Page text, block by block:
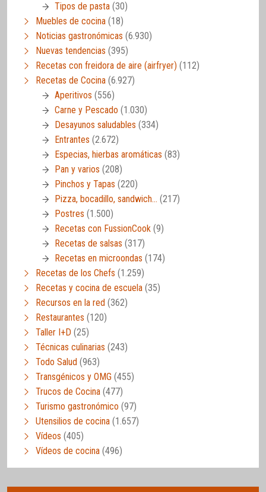
Tipos de pasta (30)
Muebles de cocina (18)
Noticias gastronómicas (6.930)
Nuevas tendencias (395)
Recetas con freidora de aire (airfryer) (112)
Recetas de Cocina (6.927)
Aperitivos (556)
Carne y Pescado (1.030)
Desayunos saludables (334)
Entrantes (2.672)
Especias, hierbas aromáticas (83)
Pan y varios (208)
Pinchos y Tapas (220)
Pizza, bocadillo, sandwich… (217)
Postres (1.500)
Recetas con FussionCook (9)
Recetas de salsas (317)
Recetas en microondas (174)
Recetas de los Chefs (1.259)
Recetas y cocina de escuela (35)
Recursos en la red (362)
Restaurantes (120)
Taller I+D (25)
Técnicas culinarias (243)
Todo Salud (963)
Transgénicos y OMG (455)
Trucos de Cocina (477)
Turismo gastronómico (97)
Utensilios de cocina (1.657)
Vídeos (405)
Vídeos de cocina (496)